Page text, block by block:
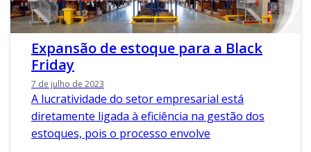
Expansão de estoque para a Black
Friday
7 de julho de 2023
A lucratividade do setor empresarial está
diretamente ligada à eficiência na gestão dos
estoques, pois o processo envolve